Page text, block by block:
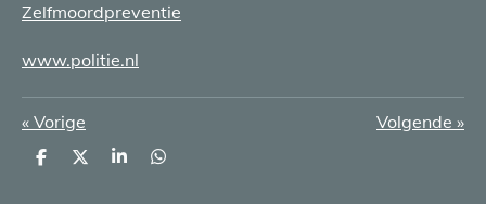
Zelfmoordpreventie
www.politie.nl
« Vorige Volgende »
D
D
S
D